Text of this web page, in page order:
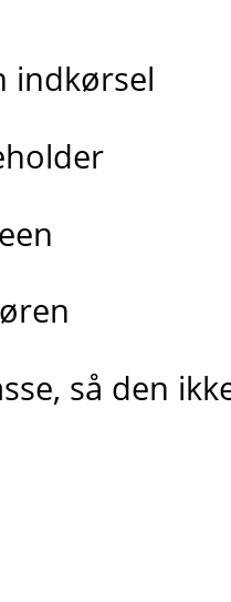
indkørsel
så den